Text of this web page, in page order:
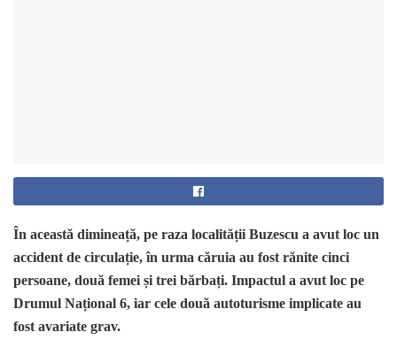
În această dimineață, pe raza localității Buzescu a avut loc un
accident de circulație, în urma căruia au fost rănite cinci
persoane, două femei și trei bărbați. Impactul a avut loc pe
Drumul Național 6, iar cele două autoturisme implicate au
fost avariate grav.